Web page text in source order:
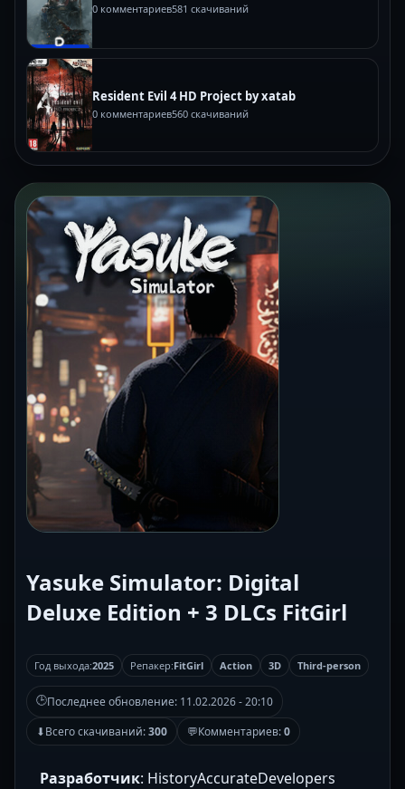
0 комментариев581 скачиваний
Resident Evil 4 HD Project by xatab
0 комментариев560 скачиваний
Yasuke Simulator: Digital
Deluxe Edition + 3 DLCs FitGirl
Год выхода:2025 Репакер:FitGirl Action 3D Third-person
🕒Последнее обновление: 11.02.2026 - 20:10
⬇Всего скачиваний:300 💬Комментариев:0
Разработчик: HistoryAccurateDevelopers